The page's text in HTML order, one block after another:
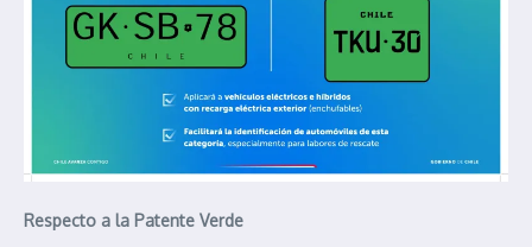
Respecto a la Patente Verde